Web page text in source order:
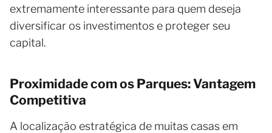
extremamente interessante para quem deseja
diversificar os investimentos e proteger seu
capital.
Proximidade com os Parques: Vantagem
Competitiva
A localização estratégica de muitas casas em